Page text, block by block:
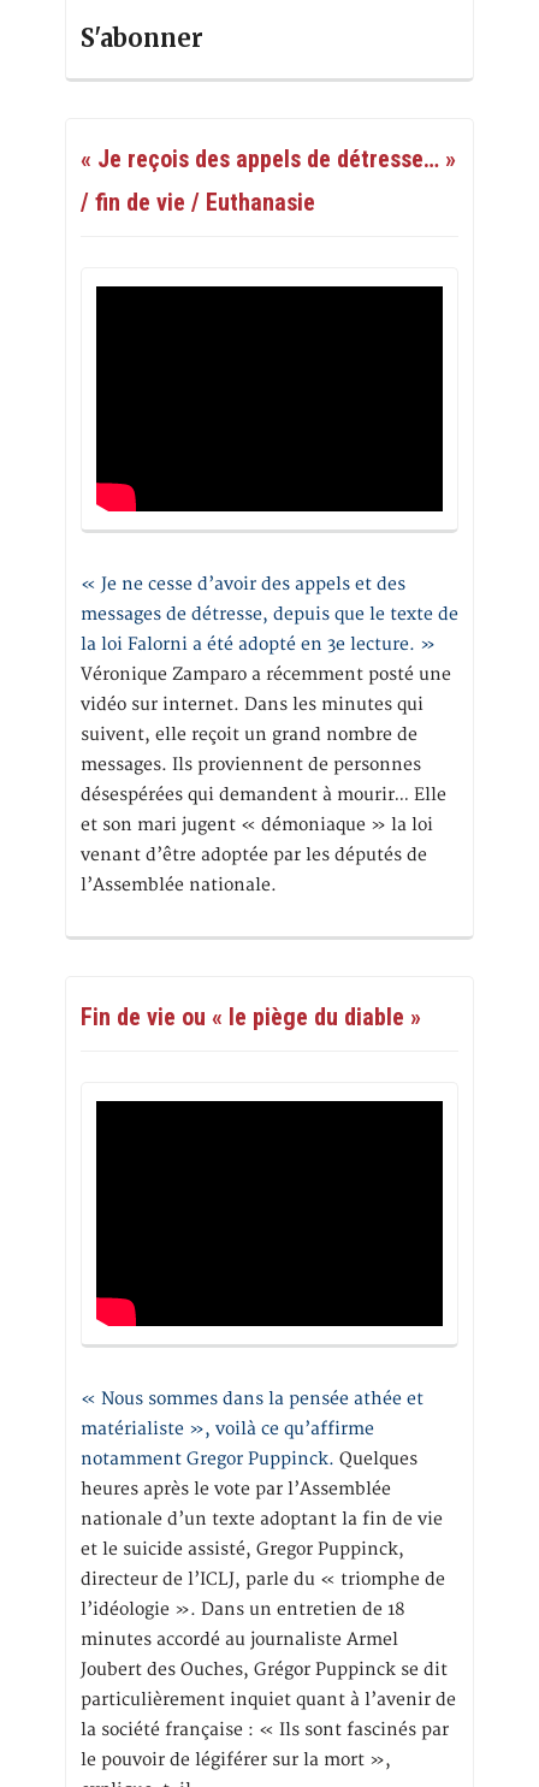
S'abonner
« Je reçois des appels de détresse… »
/ fin de vie / Euthanasie
« Je ne cesse d’avoir des appels et des
messages de détresse, depuis que le texte de
la loi Falorni a été adopté en 3e lecture. »
Véronique Zamparo a récemment posté une
vidéo sur internet. Dans les minutes qui
suivent, elle reçoit un grand nombre de
messages. Ils proviennent de personnes
désespérées qui demandent à mourir… Elle
et son mari jugent « démoniaque » la loi
venant d’être adoptée par les députés de
l’Assemblée nationale.
Fin de vie ou « le piège du diable »
« Nous sommes dans la pensée athée et
matérialiste », voilà ce qu’affirme
notamment Gregor Puppinck. Quelques
heures après le vote par l’Assemblée
nationale d’un texte adoptant la fin de vie
et le suicide assisté, Gregor Puppinck,
directeur de l’ICLJ, parle du « triomphe de
l’idéologie ». Dans un entretien de 18
minutes accordé au journaliste Armel
Joubert des Ouches, Grégor Puppinck se dit
particulièrement inquiet quant à l’avenir de
la société française : « Ils sont fascinés par
le pouvoir de légiférer sur la mort »,